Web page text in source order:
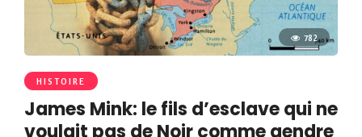
782
HISTOIRE
James Mink: le fils d’esclave qui ne
voulait pas de Noir comme gendre